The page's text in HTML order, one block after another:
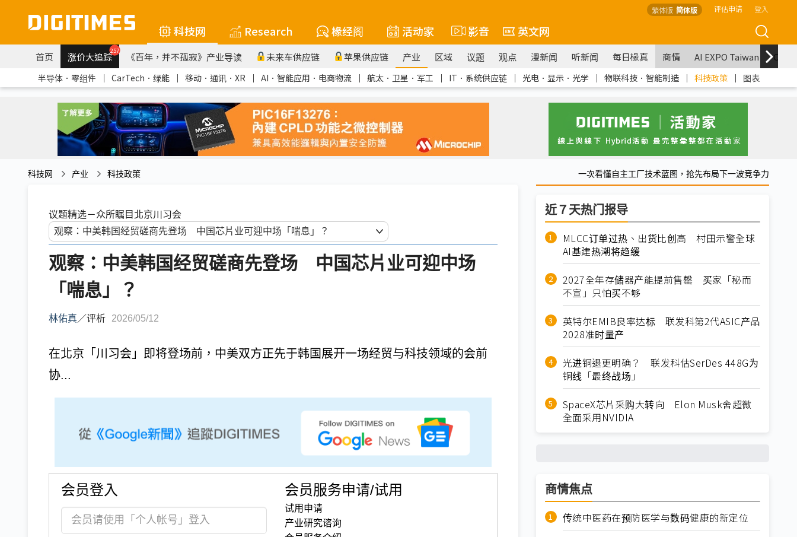
繁体版 简体版 评估申请 登入
科技网 Research 椽经阁 活动家 影音 英文网
首页 涨价大追踪257 《百年，并不孤寂》产业导读 未来车供应链 苹果供应链 产业 区域 议题 观点 漫新闻 听新闻 每日椽真 商情 AI EXPO Taiwan
半导体．零组件 ｜ CarTech．绿能 ｜ 移动．通讯．XR ｜ AI．智能应用．电商物流 ｜ 航太．卫星．军工 ｜ IT．系统供应链 ｜ 光电．显示．光学 ｜ 物联科技．智能制造 ｜ 科技政策 ｜ 图表
科技网 产业 科技政策 一次看懂自主工厂技术蓝图，抢先布局下一波竞争力
议题精选－众所瞩目北京川习会
观察：中美韩国经贸磋商先登场 中国芯片业可迎中场
「喘息」？
林佑真／评析 2026/05/12
在北京「川习会」即将登场前，中美双方正先于韩国展开一场经贸与科技领域的会前
协...
会员登入 会员服务申请/试用
试用申请
产业研究谘询
近７天热门报导
MLCC订单过热、出货比创高 村田示警全球
AI基建热潮将趋缓
2027全年存储器产能提前售罄 买家「秘而
不宣」只怕买不够
英特尔EMIB良率达标 联发科第2代ASIC产品
2028准时量产
光进铜退更明确？ 联发科估SerDes 448G为
铜线「最终战场」
SpaceX芯片采购大转向 Elon Musk舍超微
全面采用NVIDIA
商情焦点
传统中医药在预防医学与数码健康的新定位